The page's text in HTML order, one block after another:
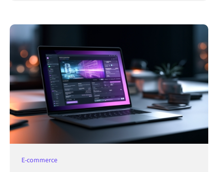
E-commerce